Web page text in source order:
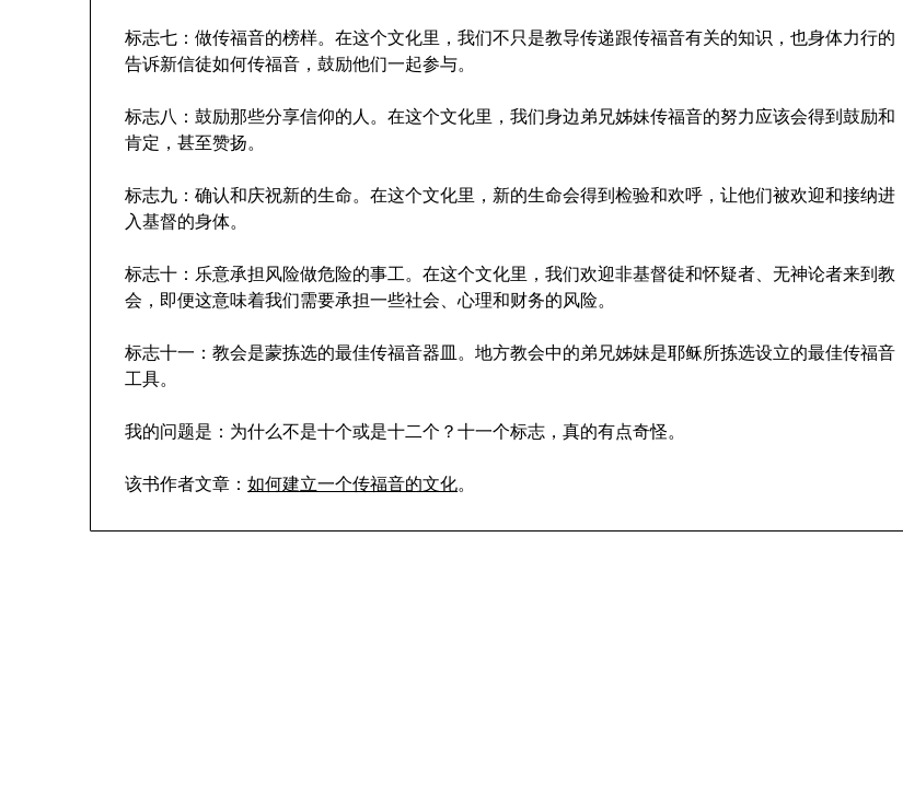
标志七：做传福音的榜样。在这个文化里，我们不只是教导传递跟传福音有关的知识，也身体力行的
告诉新信徒如何传福音，鼓励他们一起参与。
标志八：鼓励那些分享信仰的人。在这个文化里，我们身边弟兄姊妹传福音的努力应该会得到鼓励和
肯定，甚至赞扬。
标志九：确认和庆祝新的生命。在这个文化里，新的生命会得到检验和欢呼，让他们被欢迎和接纳进
入基督的身体。
标志十：乐意承担风险做危险的事工。在这个文化里，我们欢迎非基督徒和怀疑者、无神论者来到教
会，即便这意味着我们需要承担一些社会、心理和财务的风险。
标志十一：教会是蒙拣选的最佳传福音器皿。地方教会中的弟兄姊妹是耶稣所拣选设立的最佳传福音
工具。
我的问题是：为什么不是十个或是十二个？十一个标志，真的有点奇怪。
该书作者文章：如何建立一个传福音的文化。